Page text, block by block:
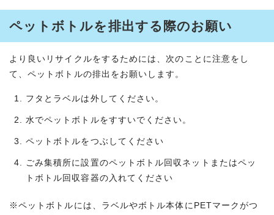
ペットボトルを排出する際のお願い
より良いリサイクルをするためには、次のことに注意をし
て、ペットボトルの排出をお願いします。
フタとラベルは外してください。
水でペットボトルをすすいでください。
ペットボトルをつぶしてください
ごみ集積所に設置のペットボトル回収ネットまたはペッ
トボトル回収容器の入れてください
※ペットボトルには、ラベルやボトル本体にPETマークがつ